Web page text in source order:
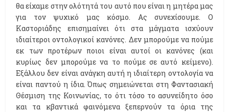
θα είχαμε στην ολότητά του αυτό που είναι η μητέρα μας
για τον ψυχικό μας κόσμο. Ας συνεχίσουμε. Ο
Καστοριάδης επισημαίνει ότι στα μάγματα ισχύουν
ιδιαίτεροι οντολογικοί κανόνες. Δεν μπορούμε να πούμε
εκ των προτέρων ποιοι είναι αυτοί οι κανόνες (και
κυρίως δεν μπορούμε να το πούμε σε αυτό κείμενο).
Εξάλλου δεν είναι ανάγκη αυτή η ιδιαίτερη οντολογία να
είναι παντού η ίδια. Όπως σημειώνεται στη Φαντασιακή
Θέσμιση της Κοινωνίας, το ότι τόσο το ασυνείδητο όσο
και τα κβαντικά φαινόμενα ξεπερνούν τα όρια της